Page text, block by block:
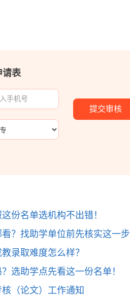
请表
份名单选机构不出错！
？找助学单位前先核实这一步
录取难度怎么样？
选助学点先看这一份名单！
（论文）工作通知